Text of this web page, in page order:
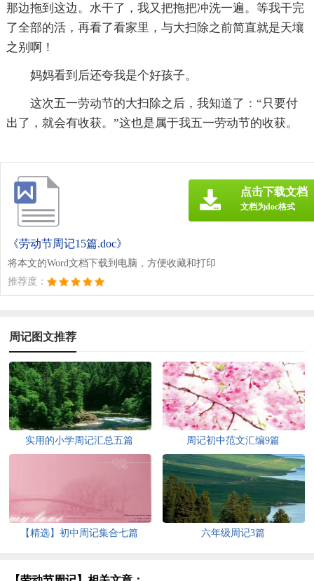
那边拖到这边。水干了，我又把拖把冲洗一遍。等我干完
了全部的活，再看了看家里，与大扫除之前简直就是天壤
之别啊！
妈妈看到后还夸我是个好孩子。
这次五一劳动节的大扫除之后，我知道了：“只要付
出了，就会有收获。”这也是属于我五一劳动节的收获。
《劳动节周记15篇.doc》
将本文的Word文档下载到电脑，方便收藏和打印
推荐度：
点击下载文档
文档为doc格式
周记图文推荐
实用的小学周记汇总五篇 周记初中范文汇编9篇
【精选】初中周记集合七篇 六年级周记3篇